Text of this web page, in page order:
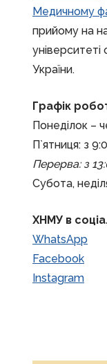
Медичному
прийому на
України.
Графік
Понеділок –
П`ятниця: з
Перерва: з
Субота,
ХНМУ в
WhatsApp
Facebook
Instagram